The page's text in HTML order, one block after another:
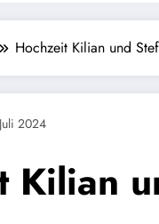
Hochzeit Kilian und
2024
Kilian